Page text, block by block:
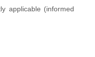
applicable (informed